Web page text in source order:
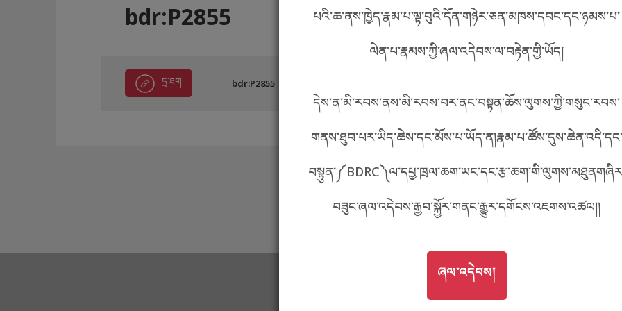
བོད་ཡིག
English
ភាសាខ្មែរ
པའི་ཆ་ནས་ཁྱེད་རྣམ་པ་ལྟ་བུའི་དོན་གཉེར་ཅན་མཁས་དབང་དང་ཉམས་པ་
ལེན་པ་རྣམས་ཀྱི་ཞལ་འདེབས་ལ་བརྟེན་གྱི་ཡོད།
དེས་ན་མི་རབས་ནས་མི་རབས་བར་ནང་བསྟན་ཆོས་ལུགས་ཀྱི་གསུང་རབས་
གནས་ཐུབ་པར་ཡིད་ཆེས་དང་མོས་པ་ཡོད་ན།རྣམ་པ་ཚོས་དུས་ཆེན་འདི་དང་
བཟུང་ཞལ་འདེབས་རྒྱབ་སྐྱོར་གནང་རྒྱུར་དགོངས་འཇགས་འཚལ།།
GO TOཞལ་འདེབས།
ཞལ་འདེབས།
bdr:P2855
དྲ་ཐག bdr:P2855